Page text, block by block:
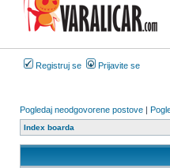
Registruj se Prijavite se
Pogledaj neodgovorene postove |
Index boarda